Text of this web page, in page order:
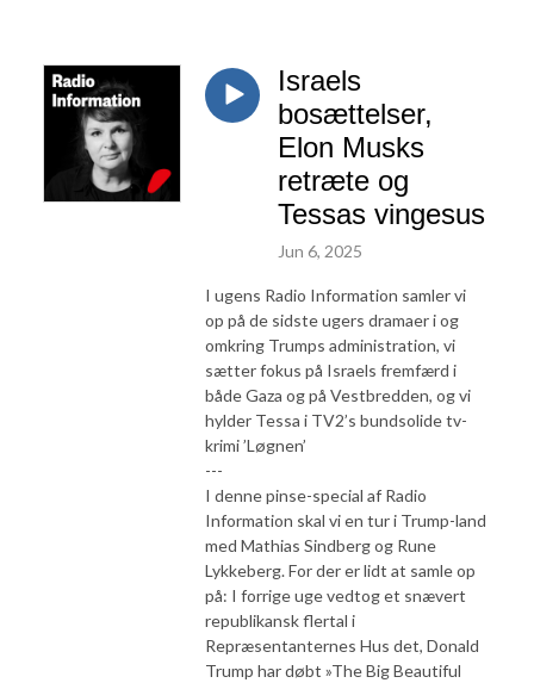
Israels
bosættelser,
Elon Musks
retræte og
Tessas vingesus
Jun 6, 2025
I ugens Radio Information samler vi
op på de sidste ugers dramaer i og
omkring Trumps administration, vi
sætter fokus på Israels fremfærd i
både Gaza og på Vestbredden, og vi
hylder Tessa i TV2’s bundsolide tv-
krimi ’Løgnen’
---
I denne pinse-special af Radio
Information skal vi en tur i Trump-land
med Mathias Sindberg og Rune
Lykkeberg. For der er lidt at samle op
på: I forrige uge vedtog et snævert
republikansk flertal i
Repræsentanternes Hus det, Donald
Trump har døbt »The Big Beautiful